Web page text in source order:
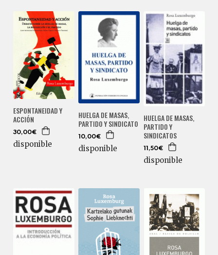
ESPONTANEIDAD Y
ACCIÓN
30,00€
disponible
HUELGA DE MASAS,
PARTIDO Y SINDICATO
10,00€
disponible
HUELGA DE MASAS,
PARTIDO Y
SINDICATOS
11,50€
disponible